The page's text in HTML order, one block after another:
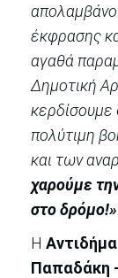
έκφρασης
αγαθά
Δημοτική
πολύτιμη
και των
χαρούμε
στο δρόμο!»
Η
Παπαδάκη